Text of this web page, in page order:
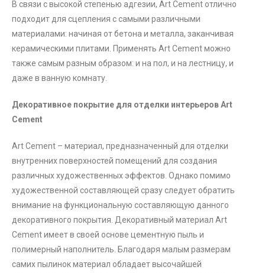
В связи с высокой степенью адгезии, Art Cement отлично
подходит для сцепления с самыми различными
материалами: начиная от бетона и металла, заканчивая
керамическими плитами. Применять Art Cement можно
также самым разным образом: и на пол, и на лестницу, и
даже в ванную комнату.
Декоративное покрытие для отделки интерьеров Art
Cement
Art Cement – материал, предназначенный для отделки
внутренних поверхностей помещений для создания
различных художественных эффектов. Однако помимо
художественной составляющей сразу следует обратить
внимание на функциональную составляющую данного
декоративного покрытия. Декоративный материал Art
Cement имеет в своей основе цементную пыль и
полимерный наполнитель. Благодаря малым размерам
самих пылинок материал обладает высочайшей